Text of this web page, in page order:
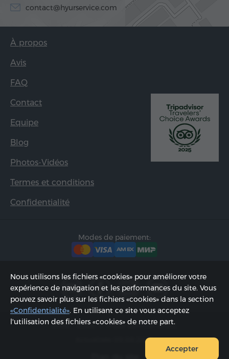
contact@hyurservice.com
À propos
Avis
FAQ
Contact
Equipe
Blog
Photos-Vidéos
Termes et conditions
Confidentialité
Modes de paiement:
2002 - 2026, © «Hyur Service» SARL;
Actualisée 09.08.2026
Nous utilisons les fichiers «cookies» pour améliorer votre
expérience de navigation et les performances du site. Vous
pouvez savoir plus sur les fichiers «cookies» dans la section
«Confidentialité». En utilisant ce site vous acceptez
l'utilisation des fichiers «cookies» de notre part.
Accepter